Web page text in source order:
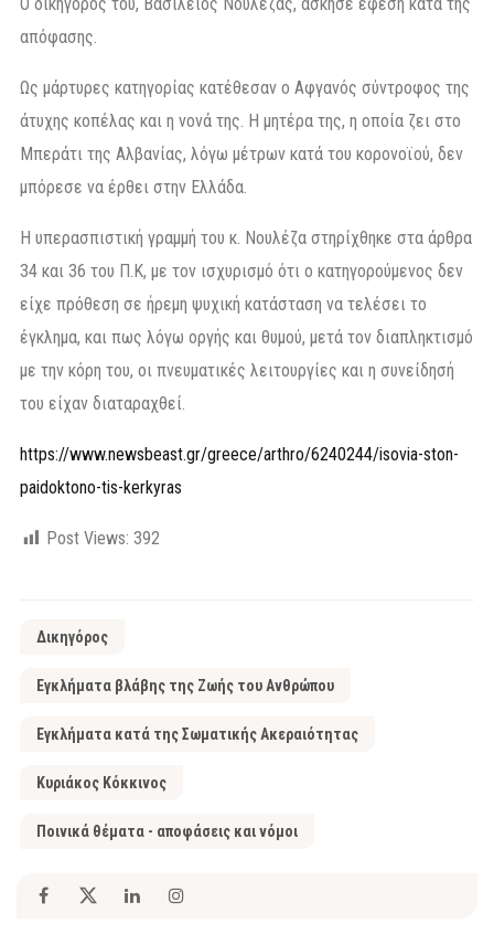
απόφασης.
Ως μάρτυρες κατηγορίας κατέθεσαν ο Αφγανός σύντροφος της
άτυχης κοπέλας και η νονά της. Η μητέρα της, η οποία ζει στο
Μπεράτι της Αλβανίας, λόγω μέτρων κατά του κορονοϊού, δεν
μπόρεσε να έρθει στην Ελλάδα.
Η υπερασπιστική γραμμή του κ. Νουλέζα στηρίχθηκε στα άρθρα
34 και 36 του Π.Κ, με τον ισχυρισμό ότι ο κατηγορούμενος δεν
είχε πρόθεση σε ήρεμη ψυχική κατάσταση να τελέσει το
έγκλημα, και πως λόγω οργής και θυμού, μετά τον διαπληκτισμό
με την κόρη του, οι πνευματικές λειτουργίες και η συνείδησή
του είχαν διαταραχθεί.
https://www.newsbeast.gr/greece/arthro/6240244/isovia-ston-
paidoktono-tis-kerkyras
Post Views: 392
Δικηγόρος
Εγκλήματα βλάβης της Ζωής του Ανθρώπου
Εγκλήματα κατά της Σωματικής Ακεραιότητας
Κυριάκος Κόκκινος
Ποινικά θέματα - αποφάσεις και νόμοι